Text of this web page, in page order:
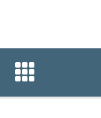
ปฏิทินกิจ
ปฏิทินกิจกร